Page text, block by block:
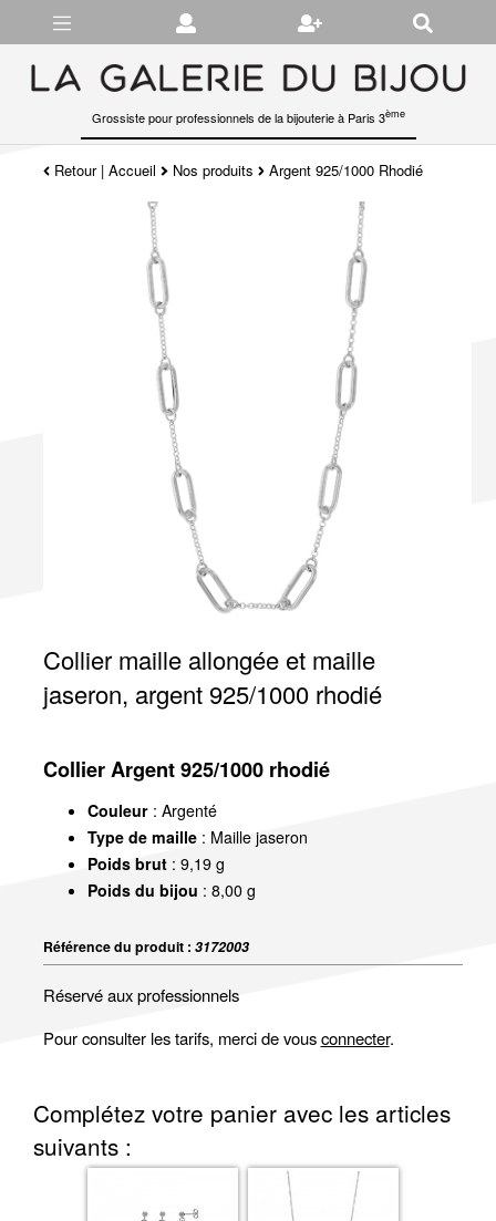
Grossiste pour professionnels de la bijouterie à Paris 3ème
Retour|Accueil Nos produits Argent 925/1000 Rhodié
Collier maille allongée et maille
jaseron, argent 925/1000 rhodié
Collier Argent 925/1000 rhodié
Couleur: Argenté
Type de maille: Maille jaseron
Poids brut: 9,19 g
Poids du bijou : 8,00 g
Référence du produit : 3172003
Réservé aux professionnels
Pour consulter les tarifs, merci de vousconnecter.
Complétez votre panier avec les articles
suivants :
Gérer les préférences en matière de cookies